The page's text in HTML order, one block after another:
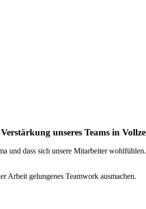
unseres Teams in
und dass sich unsere Mitarbeiter
Arbeit gelungenes Teamwork ausmachen.